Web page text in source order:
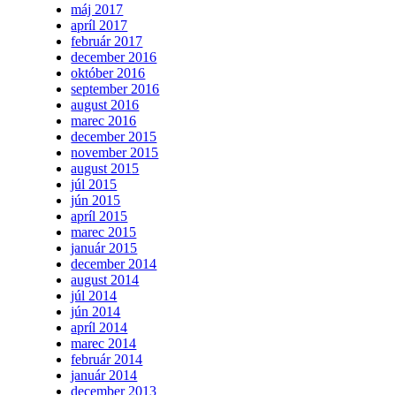
máj 2017
apríl 2017
február 2017
december 2016
október 2016
september 2016
august 2016
marec 2016
december 2015
november 2015
august 2015
júl 2015
jún 2015
apríl 2015
marec 2015
január 2015
december 2014
august 2014
júl 2014
jún 2014
apríl 2014
marec 2014
február 2014
január 2014
december 2013